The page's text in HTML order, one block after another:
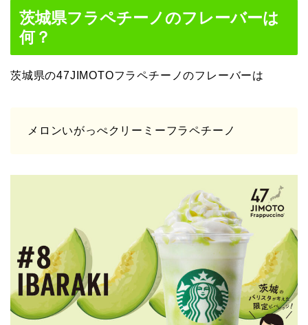
茨城県フラペチーノのフレーバーは
何？
茨城県の47JIMOTOフラペチーノのフレーバーは
メロンいがっぺクリーミーフラペチーノ